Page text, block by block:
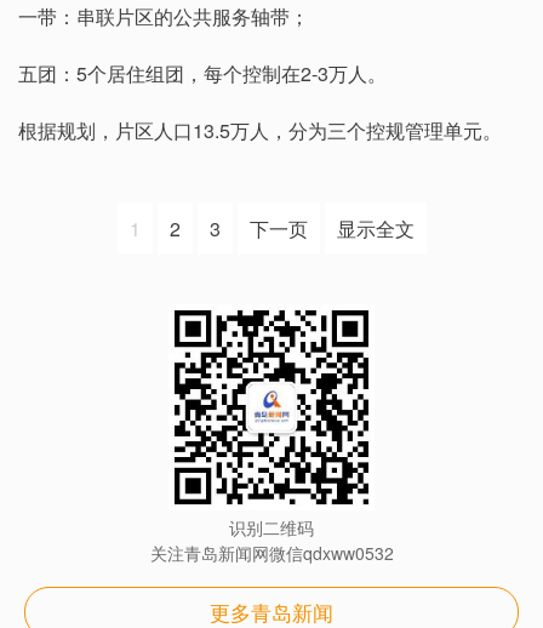
一带：串联片区的公共服务轴带；
五团：5个居住组团，每个控制在2-3万人。
根据规划，片区人口13.5万人，分为三个控规管理单元。
1 2 3 下一页 显示全文
识别二维码
关注青岛新闻网微信qdxww0532
更多青岛新闻